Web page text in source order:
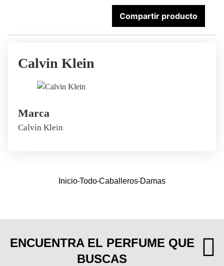
Compartir producto
Calvin Klein
Marca
Calvin Klein
Inicio Todo Caballeros Damas
ENCUENTRA EL PERFUME QUE
BUSCAS